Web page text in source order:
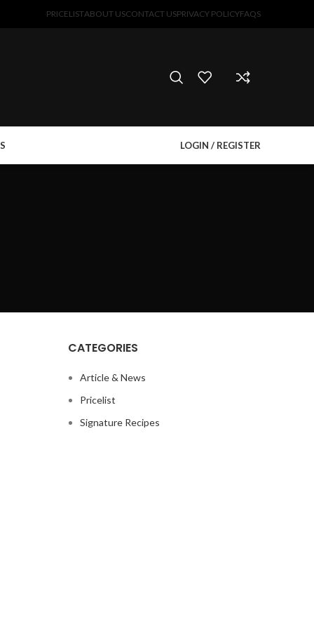
PRICELISTABOUT USCONTACT USPRIVACY POLICYFAQS
LOGIN / REGISTER
CATEGORIES
Article & News
Pricelist
Signature Recipes